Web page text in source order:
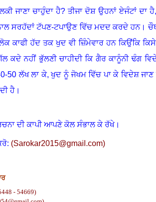
ਜਾਣਾ ਚਾਹੁੰਦਾ ਹੈ? ਤੀਜਾ ਦੋਸ਼ ਉਹਨਾਂ ਏਜੰਟਾਂ ਦਾ
ਸਰਹੱਦਾਂ ਟੱਪਣ-ਟਪਾਉਣ ਵਿੱਚ ਮਦਦ ਕਰਦੇ ਹਨ।
ਕਾਫੀ ਹੱਦ ਤਕ ਖੁਦ ਵੀ ਜ਼ਿੰਮੇਵਾਰ ਹਨ ਕਿਉਂਕਿ
ਕਦੇ ਨਹੀਂ ਭੁੱਲਣੀ ਚਾਹੀਦੀ ਕਿ ਗੈਰ ਕਾਨੂੰਨੀ ਢੰਗ
50 ਲੱਖ ਲਾ ਕੇ, ਖੁਦ ਨੂੰ ਜੋਖਮ ਵਿੱਚ ਪਾ ਕੇ ਵਿਦੇਸ਼
ਹੈ।
ਦੀ ਕਾਪੀ ਆਪਣੇ ਕੋਲ ਸੰਭਾਲ ਕੇ ਰੱਖੇ।
(Sarokar2015@gmail.com)
- 54669)